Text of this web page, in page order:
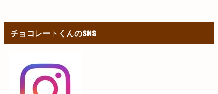
チョコレートくんのSNS